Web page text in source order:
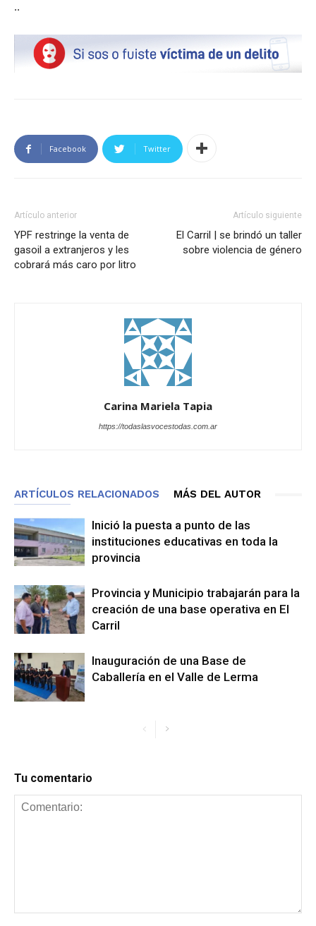
..
Facebook Twitter
Artículo anterior
YPF restringe la venta de
gasoil a extranjeros y les
cobrará más caro por litro
Artículo siguiente
El Carril | se brindó un taller
sobre violencia de género
Carina Mariela Tapia
https://todaslasvocestodas.com.ar
ARTÍCULOS RELACIONADOS MÁS DEL AUTOR
Inició la puesta a punto de las
instituciones educativas en toda la
provincia
Provincia y Municipio trabajarán para la
creación de una base operativa en El
Carril
Inauguración de una Base de
Caballería en el Valle de Lerma
Tu comentario